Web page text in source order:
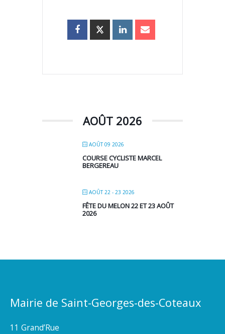
AOÛT 2026
AOÛT 09 2026
COURSE CYCLISTE MARCEL
BERGEREAU
AOÛT 22 - 23 2026
FÊTE DU MELON 22 ET 23 AOÛT
2026
Mairie de Saint-Georges-des-Coteaux
11 Grand’Rue